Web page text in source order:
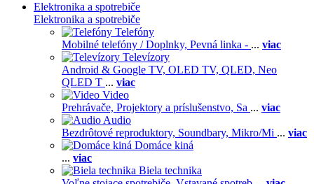
Elektronika a spotrebiče
Elektronika a spotrebiče
Telefóny
Mobilné telefóny / Doplnky, Pevná linka - ... viac
Televízory
Android & Google TV, OLED TV, QLED, Neo
QLED T ... viac
Video
Prehrávače, Projektory a príslušenstvo, Sa ... viac
Audio
Bezdrôtové reproduktory, Soundbary, Mikro/Mi ... viac
Domáce kiná
... viac
Biela technika